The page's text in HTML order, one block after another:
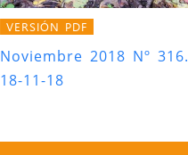
VERSIÓN PDF
Noviembre 2018 Nº 316.
18-11-18